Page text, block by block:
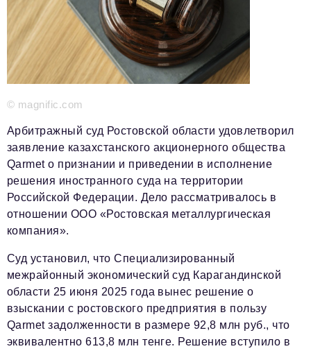
Энергетика
Недвижимость
Мнение
Общество
Транспорт
Ритейл
Социальная сфера
ЖКХ
Образование
© magnific.com
Арбитражный суд Ростовской области удовлетворил
заявление казахстанского акционерного общества
Qarmet о признании и приведении в исполнение
решения иностранного суда на территории
Российской Федерации. Дело рассматривалось в
отношении ООО «Ростовская металлургическая
компания».
Суд установил, что Специализированный
межрайонный экономический суд Карагандинской
области 25 июня 2025 года вынес решение о
взыскании с ростовского предприятия в пользу
Qarmet задолженности в размере 92,8 млн руб., что
эквивалентно 613,8 млн тенге. Решение вступило в